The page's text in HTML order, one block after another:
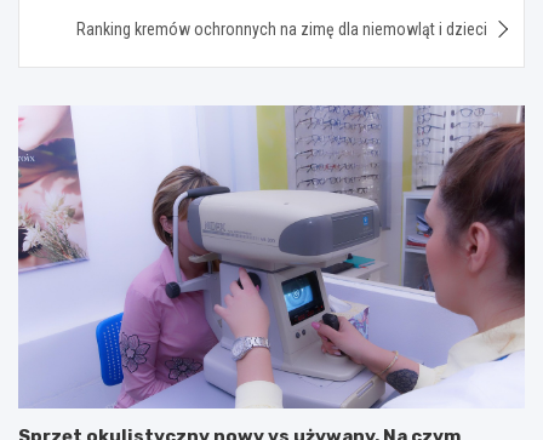
Ranking kremów ochronnych na zimę dla niemowląt i dzieci